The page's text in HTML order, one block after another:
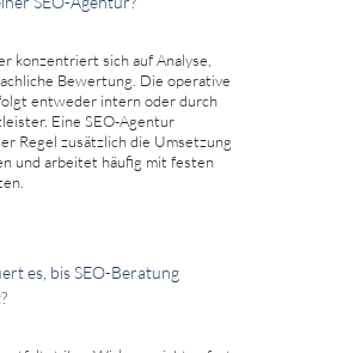
konzentriert sich auf Analyse,
Bewertung. Die operative
entweder intern oder durch
Eine SEO-Agentur
Regel zusätzlich die Umsetzung
und arbeitet häufig mit festen
es, bis SEO-Beratung